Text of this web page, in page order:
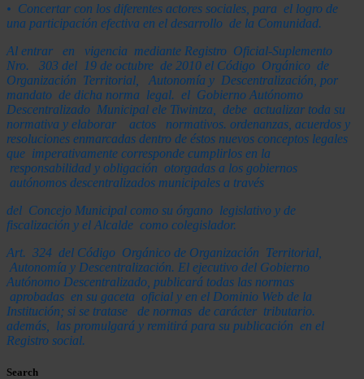
• Concertar con los diferentes actores sociales, para el logro de
una participación efectiva en el desarrollo de la Comunidad.
Al entrar en vigencia mediante Registro Oficial-Suplemento
Nro. 303 del 19 de octubre de 2010 el Código Orgánico de
Organización Territorial, Autonomía y Descentralización por
mandato de dicha norma legal. el Gobierno Autónomo
Descentralizado Municipal ele Tiwintza, debe actualizar toda su
normativa y elaborar actos normativos. ordenanzas acuerdos y
resoluciones enmarcadas dentro de éstos nuevos conceptos legales
que imperativamente corresponde cumplirlos en la
responsabilidad y obligación otorgadas a los gobiernos
autónomos descentralizados municipales a través
del Concejo Municipal como su órgano legislativo y de
fiscalización y el Alcalde como colegislador.
Art. 324 del Código Orgánico de Organización Territorial,
Autonomía y Descentralización. El ejecutivo del Gobierno
Autónomo Descentralizado, publicará todas las normas
aprobadas en su gaceta oficial y en el Dominio Web de la
Institución; si se tratase de normas de carácter tributario.
además, las promulgará y remitirá para su publicación en el
Registro social.
Search